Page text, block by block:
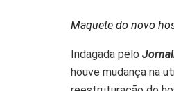
Maquete do novo
Indagada pelo
houve mudança na